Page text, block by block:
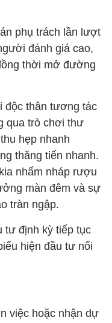
phụ trách lần lượt
đánh giá cao,
thời mở đường
độc thân tương tác
qua trò chơi thư
hẹp nhanh
thăng tiến nhanh.
nhấm nháp rượu
màn đêm và sự
tràn ngập.
tư định kỳ tiếp tục
hiện đầu tư nổi
việc hoặc nhận dự